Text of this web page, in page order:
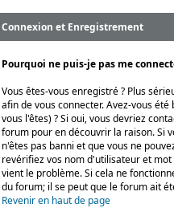
Connexion et Enregistrement
Pourquoi ne puis-je pas me
Vous êtes-vous enregistré ? Plus
afin de vous connecter. Avez-vous
vous l'êtes) ? Si oui, vous devriez
forum pour en découvrir la raison. Si
n'êtes pas banni et que vous ne
revérifiez vos nom d'utilisateur et
vient le problème. Si cela ne
du forum; il se peut que le forum ait
Revenir en haut de page